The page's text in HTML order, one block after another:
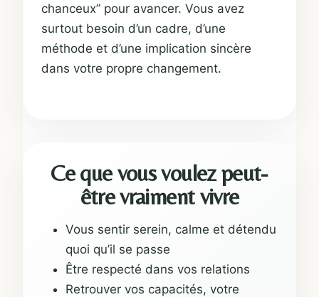
chanceux” pour avancer. Vous avez
surtout besoin d’un cadre, d’une
méthode et d’une implication sincère
dans votre propre changement.
Ce que vous voulez peut-
être vraiment vivre
Vous sentir serein, calme et détendu
quoi qu’il se passe
Être respecté dans vos relations
Retrouver vos capacités, votre